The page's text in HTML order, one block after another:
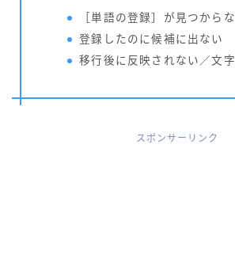
［単語の登録］が見つから
登録したのに候補に出ない
移行後に反映されない／文
スポンサーリンク